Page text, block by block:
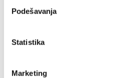
Podešavanja
Statistika
Marketing
ZepterClub